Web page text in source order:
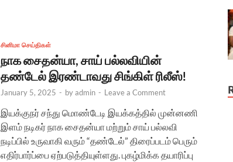
சினிமா செய்திகள்
நாக சைதன்யா, சாய் பல்லவியின்
தண்டேல் இரண்டாவது சிங்கிள் ரிலீஸ்!
January 5, 2025 - byadmin - Leave a Comment
இயக்குநர் சந்து மொண்டேடி இயக்கத்தில் முன்னணி
இளம் நடிகர் நாக சைதன்யா மற்றும் சாய் பல்லவி
நடிப்பில் உருவாகி வரும் “தண்டேல்” திரைப்படம் பெரும்
எதிர்பார்ப்பை ஏற்படுத்தியுள்ளது. புகழ்மிக்க தயாரிப்பு